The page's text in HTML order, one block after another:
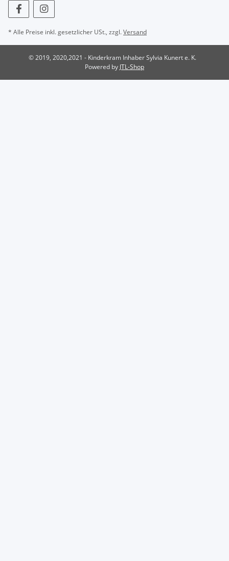
* Alle Preise inkl. gesetzlicher USt., zzgl.Versand
© 2019, 2020,2021 - Kinderkram Inhaber Sylvia Kunert e. K.
Powered by JTL-Shop